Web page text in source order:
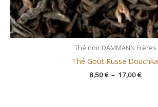
Thé noir DAMMANN Frères
Thé Goût Russe Douchka
8,50€ – 17,00€